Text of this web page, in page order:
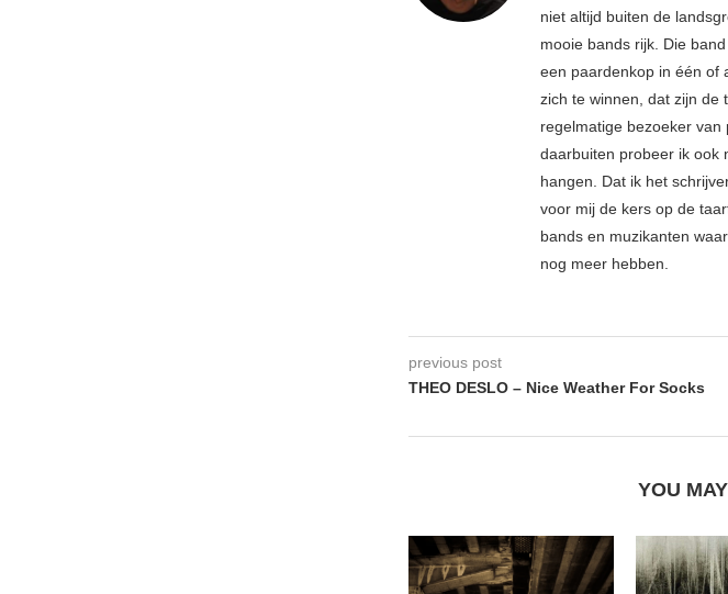
niet altijd buiten de
mooie bands rijk. Die
een paardenkop in één of
zich te winnen, dat zijn de
regelmatige bezoeker
daarbuiten probeer ik ook
hangen. Dat ik het
voor mij de kers op de
bands en muzikanten
nog meer hebben.
previous post
THEO DESLO – Nice Weather For Socks
YOU